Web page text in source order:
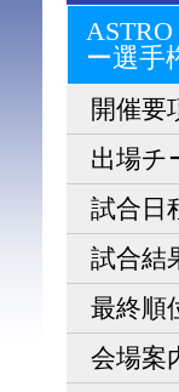
ー選⼿
開催要
出場チ
試合日
試合結
最終順
会場案